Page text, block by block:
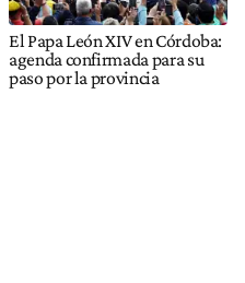
El Papa León XIV en Córdoba:
agenda confirmada para su
paso por la provincia